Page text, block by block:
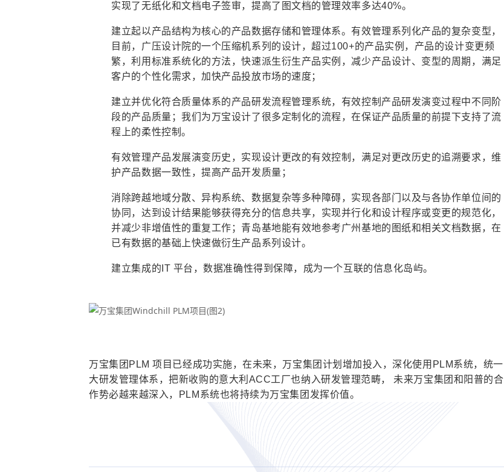
实现了无纸化和文档电子签审，提高了图文档的管理效率多达40%。
建立起以产品结构为核心的产品数据存储和管理体系。有效管理系列化产品的复杂变型，
目前，广压设计院的一个压缩机系列的设计，超过100+的产品实例，产品的设计变更频
繁，利用标准系统化的方法，快速派生衍生产品实例，减少产品设计、变型的周期，满足
客户的个性化需求，加快产品投放市场的速度；
建立并优化符合质量体系的产品研发流程管理系统，有效控制产品研发演变过程中不同阶
段的产品质量；我们为万宝设计了很多定制化的流程，在保证产品质量的前提下支持了流
程上的柔性控制。
有效管理产品发展演变历史，实现设计更改的有效控制，满足对更改历史的追溯要求，维
护产品数据一致性，提高产品开发质量；
消除跨越地域分散、异构系统、数据复杂等多种障碍，实现各部门以及与各协作单位间的
协同，达到设计结果能够获得充分的信息共享，实现并行化和设计程序或变更的规范化，
并减少非增值性的重复工作；青岛基地能有效地参考广州基地的图纸和相关文档数据，在
已有数据的基础上快速做衍生产品系列设计。
建立集成的IT 平台，数据准确性得到保障，成为一个互联的信息化岛屿。
万宝集团PLM 项目已经成功实施，在未来，万宝集团计划增加投入，深化使用PLM系统，统一
大研发管理体系，把新收购的意大利ACC工厂也纳入研发管理范畴， 未来万宝集团和阳普的合
作势必越来越深入，PLM系统也将持续为万宝集团发挥价值。